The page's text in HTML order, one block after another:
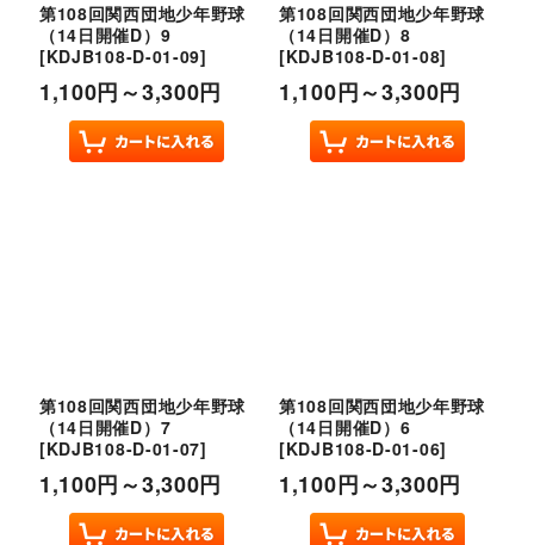
第108回関西団地少年野球
（14日開催D）9
[KDJB108-D-01-09]
1,100円～3,300円
第108回関西団地少年野球
（14日開催D）8
[KDJB108-D-01-08]
1,100円～3,300円
第108回関西団地少年野球
（14日開催D）7
[KDJB108-D-01-07]
1,100円～3,300円
第108回関西団地少年野球
（14日開催D）6
[KDJB108-D-01-06]
1,100円～3,300円